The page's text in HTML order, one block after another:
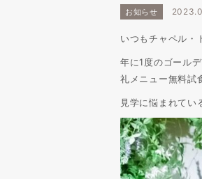
お知らせ
いつもチャペル・
年に1度のゴール
礼メニュー無料試
見学に悩まれてい